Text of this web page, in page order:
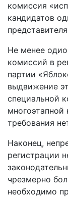
комиссия
кандидатов
Не менее
комиссий в
партии
выдвижение
специальной
многоэтапной
требования
Наконец,
регистрации
чрезмерно
необходимо